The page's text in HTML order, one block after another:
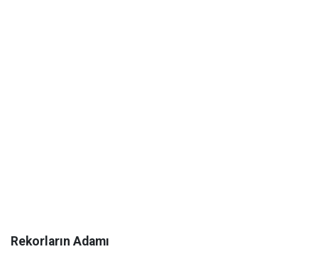
Rekorların Adamı